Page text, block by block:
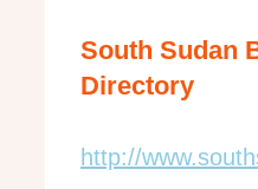
South Sudan
Directory
http://